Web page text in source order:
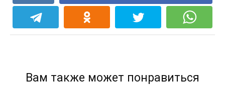
Вам также может понравиться